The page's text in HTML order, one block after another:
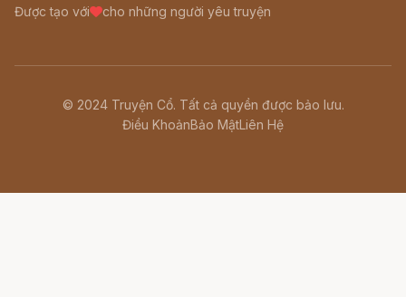
Được tạo với cho những người yêu truyện
© 2024 Truyện Cổ. Tất cả quyền được bảo lưu.
Điều KhoảnBảo MậtLiên Hệ